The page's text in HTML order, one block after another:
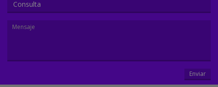
Consulta
Enviar